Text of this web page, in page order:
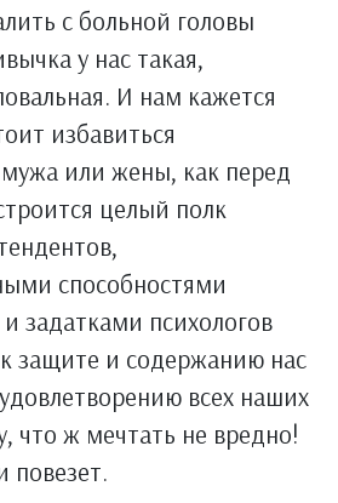
с больной головы
у нас такая,
И нам кажется
избавиться
или жены, как перед
целый полк
способностями
задатками психологов
защите и содержанию нас
всех наших
что ж мечтать не вредно!
повезет.